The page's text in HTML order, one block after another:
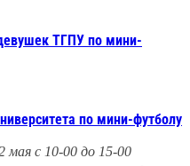
ТГПУ по мини-
по мини-футболу
мая с 10-00 до 15-00